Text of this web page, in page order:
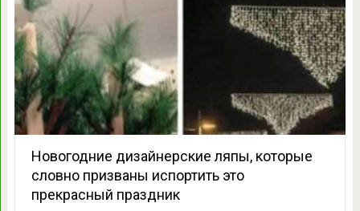
Новогодние дизайнерские ляпы, которые
словно призваны испортить это
прекрасный праздник